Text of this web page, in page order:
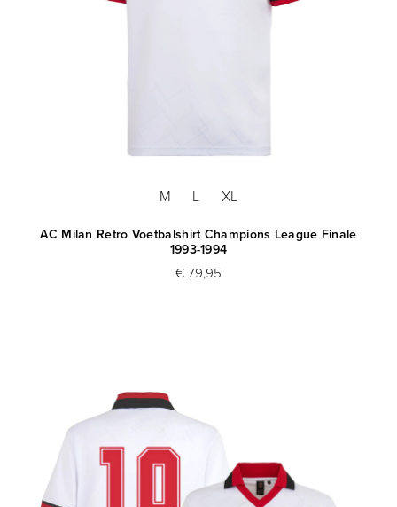
M L XL
AC Milan Retro Voetbalshirt Champions League Finale
1993-1994
€ 79,95